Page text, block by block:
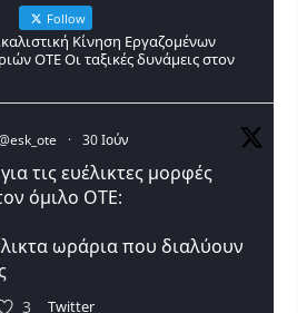
Follow
Κίνηση Εργαζομένων
ΟΤΕ Οι ταξικές δυνάμεις στον
· 30 Ιούν
τις ευέλικτες μορφές
όμιλο ΟΤΕ:
ωράρια που διαλύουν
3 Twitter